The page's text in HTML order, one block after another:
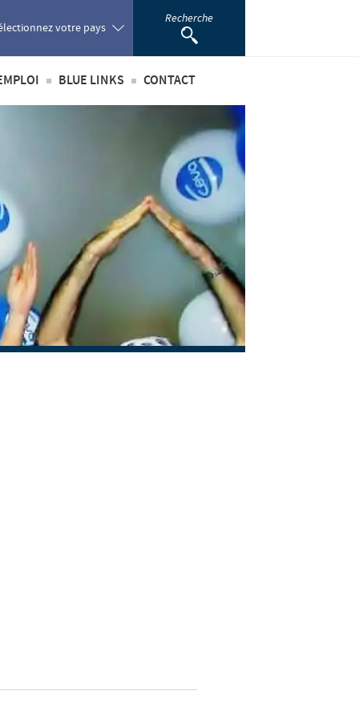
votre pays
Africa
Spain
Recherche
métiers
de recrutement
personnel
étudiant
BLUE LINKS CONTACT